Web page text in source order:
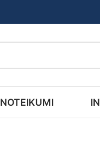
NOTEIKUMI